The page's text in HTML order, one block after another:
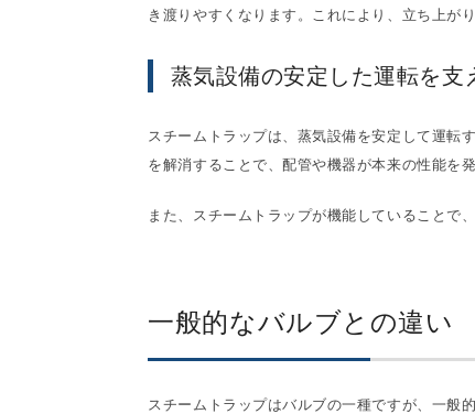
き渡りやすくなります。これにより、立ち上が
蒸気設備の安定した運転を支
スチームトラップは、蒸気設備を安定して運転
を解消することで、配管や機器が本来の性能を
また、スチームトラップが機能していることで
一般的なバルブとの違い
スチームトラップはバルブの一種ですが、一般